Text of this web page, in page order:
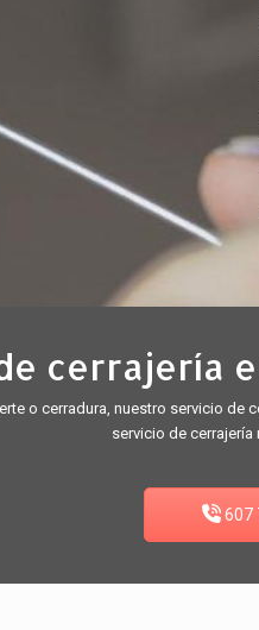
cerrajería
o cerradura, nuestro servicio
servicio de cerrajería
607